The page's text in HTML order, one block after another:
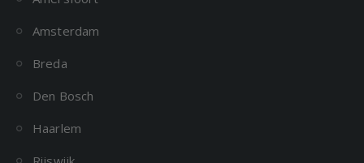
Amsterdam
Breda
Den Bosch
Haarlem